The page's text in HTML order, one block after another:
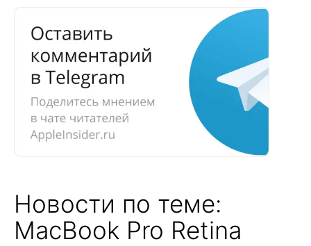
Новости по теме:
MacBook Pro Retina